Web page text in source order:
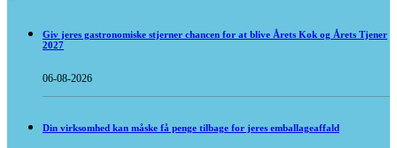
Giv jeres gastronomiske stjerner chancen for at blive Årets Kok og Årets Tjener
2027
06-08-2026
Din virksomhed kan måske få penge tilbage for jeres emballageaffald